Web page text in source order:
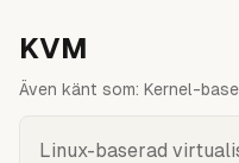
KVM
Även känt som: Kernel-
Linux-baserad